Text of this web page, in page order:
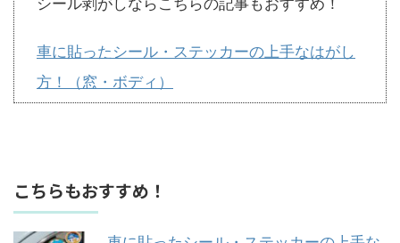
車に貼ったシール・ステッカーの上手なはがし
方！（窓・ボディ）
こちらもおすすめ！